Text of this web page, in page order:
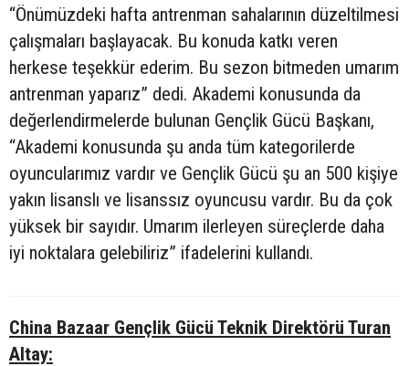
“Önümüzdeki hafta antrenman sahalarının düzeltilmesi
çalışmaları başlayacak. Bu konuda katkı veren
herkese teşekkür ederim. Bu sezon bitmeden umarım
antrenman yaparız” dedi. Akademi konusunda da
değerlendirmelerde bulunan Gençlik Gücü Başkanı,
“Akademi konusunda şu anda tüm kategorilerde
oyuncularımız vardır ve Gençlik Gücü şu an 500 kişiye
yakın lisanslı ve lisanssız oyuncusu vardır. Bu da çok
yüksek bir sayıdır. Umarım ilerleyen süreçlerde daha
iyi noktalara gelebiliriz” ifadelerini kullandı.
China Bazaar Gençlik Gücü Teknik Direktörü Turan
Altay: